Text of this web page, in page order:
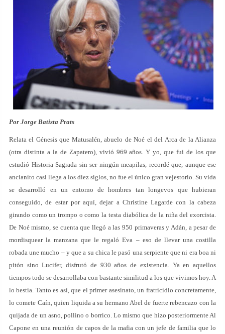
Por Jorge Batista Prats
Relata el Génesis que Matusalén, abuelo de Noé el del Arca de la Alianza
(otra distinta a la de Zapatero), vivió 969 años. Y yo, que fui de los que
estudió Historia Sagrada sin ser ningún meapilas, recordé que, aunque ese
ancianito casi llega a los diez siglos, no fue el único gran vejestorio. Su vida
se desarrolló en un entorno de hombres tan longevos que hubieran
conseguido, de estar por aquí, dejar a Christine Lagarde con la cabeza
girando como un trompo o como la testa diabólica de la niña del exorcista.
De Noé mismo, se cuenta que llegó a las 950 primaveras y Adán, a pesar de
mordisquear la manzana que le regaló Eva – eso de llevar una costilla
robada une mucho – y que a su chica le pasó una serpiente que ni era boa ni
pitón sino Lucifer, disfrutó de 930 años de existencia. Ya en aquellos
tiempos todo se desarrollaba con bastante similitud a los que vivimos hoy. A
lo bestia. Tanto es así, que el primer asesinato, un fratricidio concretamente,
lo comete Caín, quien liquida a su hermano Abel de fuerte rebencazo con la
quijada de un asno, pollino o borrico. Lo mismo que hizo posteriormente Al
Capone en una reunión de capos de la mafia con un jefe de familia que lo